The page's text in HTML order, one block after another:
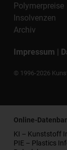
Polymerpreise
Insolvenzen
Archiv
Impressum |
© 1996-2026
Online-
KI – Kunststoff
PIE – Plastics